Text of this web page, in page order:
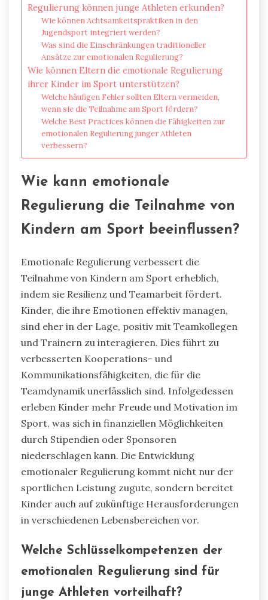
Regulierung können junge Athleten erkunden?
Wie können Achtsamkeitspraktiken in den
Jugendsport integriert werden?
Was sind die Einschränkungen traditioneller
Ansätze zur emotionalen Regulierung?
Wie können Eltern die emotionale Regulierung
ihrer Kinder im Sport unterstützen?
Welche häufigen Fehler sollten Eltern vermeiden,
wenn sie die Teilnahme am Sport fördern?
Welche Best Practices können die Fähigkeiten zur
emotionalen Regulierung junger Athleten
verbessern?
Wie kann emotionale
Regulierung die Teilnahme von
Kindern am Sport beeinflussen?
Emotionale Regulierung verbessert die
Teilnahme von Kindern am Sport erheblich,
indem sie Resilienz und Teamarbeit fördert.
Kinder, die ihre Emotionen effektiv managen,
sind eher in der Lage, positiv mit Teamkollegen
und Trainern zu interagieren. Dies führt zu
verbesserten Kooperations- und
Kommunikationsfähigkeiten, die für die
Teamdynamik unerlässlich sind. Infolgedessen
erleben Kinder mehr Freude und Motivation im
Sport, was sich in finanziellen Möglichkeiten
durch Stipendien oder Sponsoren
niederschlagen kann. Die Entwicklung
emotionaler Regulierung kommt nicht nur der
sportlichen Leistung zugute, sondern bereitet
Kinder auch auf zukünftige Herausforderungen
in verschiedenen Lebensbereichen vor.
Welche Schlüsselkompetenzen der
emotionalen Regulierung sind für
junge Athleten vorteilhaft?